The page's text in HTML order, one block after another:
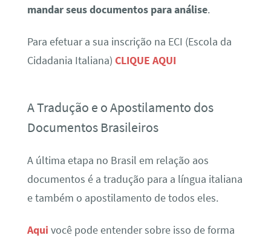
mandar seus documentos para análise.
Para efetuar a sua inscrição na ECI (Escola da
Cidadania Italiana) CLIQUE AQUI
A Tradução e o Apostilamento dos
Documentos Brasileiros
A última etapa no Brasil em relação aos
documentos é a tradução para a língua italiana
e também o apostilamento de todos eles.
Aqui você pode entender sobre isso de forma